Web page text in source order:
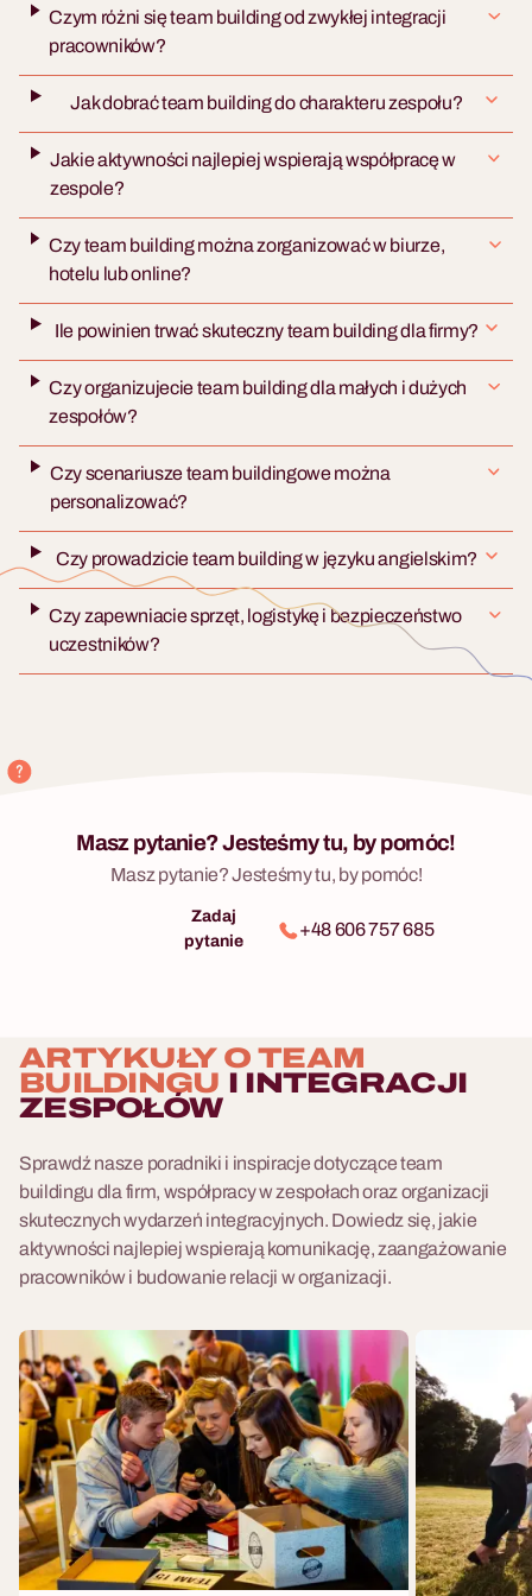
Czym różni się team building od zwykłej integracji
pracowników?
Jak dobrać team building do charakteru zespołu?
Jakie aktywności najlepiej wspierają współpracę w
zespole?
Czy team building można zorganizować w biurze,
hotelu lub online?
Ile powinien trwać skuteczny team building dla firmy?
Czy organizujecie team building dla małych i dużych
zespołów?
Czy scenariusze team buildingowe można
personalizować?
Czy prowadzicie team building w języku angielskim?
Czy zapewniacie sprzęt, logistykę i bezpieczeństwo
uczestników?
Masz pytanie? Jesteśmy tu, by pomóc!
Masz pytanie? Jesteśmy tu, by pomóc!
Zadaj
pytanie
+48 606 757 685
ARTYKUŁY O TEAM
BUILDINGU I INTEGRACJI
ZESPOŁÓW
Sprawdź nasze poradniki i inspiracje dotyczące team
buildingu dla firm, współpracy w zespołach oraz organizacji
skutecznych wydarzeń integracyjnych. Dowiedz się, jakie
aktywności najlepiej wspierają komunikację, zaangażowanie
pracowników i budowanie relacji w organizacji.